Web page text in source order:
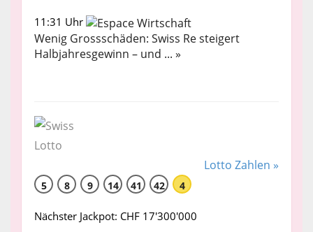
11:31 Uhr
Wenig Grossschäden: Swiss Re steigert
Halbjahresgewinn – und ... »
Lotto Zahlen »
5 8 9 14 41 42 4
Nächster Jackpot: CHF 17'300'000